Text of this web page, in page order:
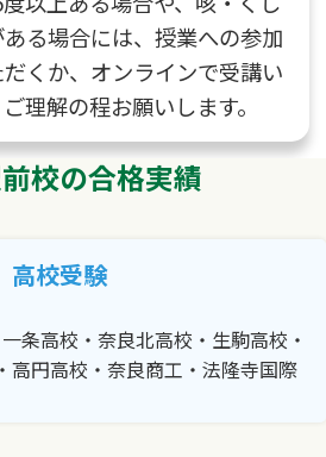
る場合には、授業への参加
くか、オンラインで受講い
理解の程お願いします。
校の合格実績
高校受験
条高校・奈良北高校・生駒高校・
高円高校・奈良商工・法隆寺国際